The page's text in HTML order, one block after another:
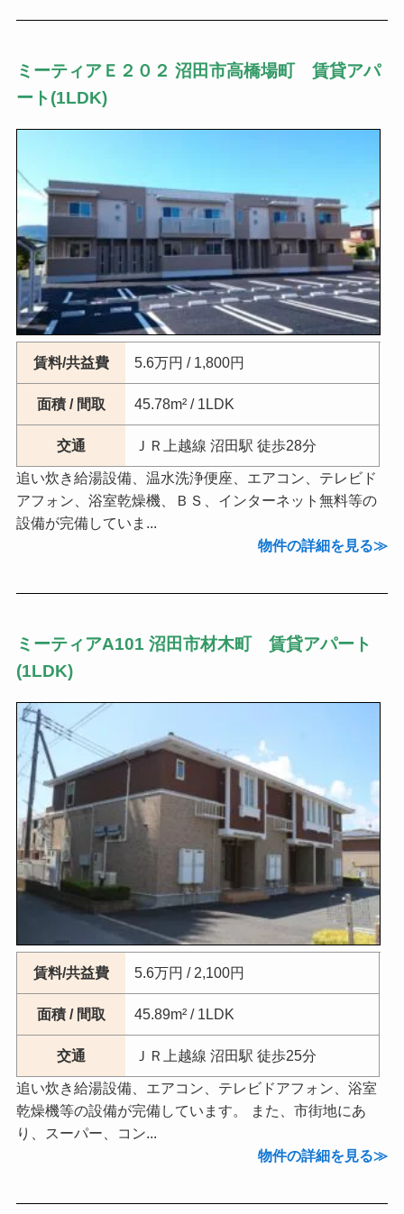
ミーティアＥ２０２ 沼田市高橋場町 賃貸アパ
ート(1LDK)
賃料/共益費 5.6万円 / 1,800円
面積 / 間取 45.78m² / 1LDK
交通
ＪＲ上越線 沼田駅 徒歩28分
追い炊き給湯設備、温水洗浄便座、エアコン、テレビド
アフォン、浴室乾燥機、ＢＳ、インターネット無料等の
設備が完備していま...
物件の詳細を見る
ミーティアA101 沼田市材木町 賃貸アパート
(1LDK)
賃料/共益費 5.6万円 / 2,100円
面積 / 間取 45.89m² / 1LDK
交通
ＪＲ上越線 沼田駅 徒歩25分
追い炊き給湯設備、エアコン、テレビドアフォン、浴室
乾燥機等の設備が完備しています。 また、市街地にあ
り、スーパー、コン...
物件の詳細を見る